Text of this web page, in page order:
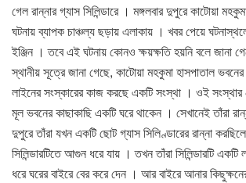
গেল রান্নার গ্যাস সিলিন্ডারে । মঙ্গলবার দুপুরে কাটোয়া
ঘটনায় ব্যাপক চাঞ্চল্য ছড়ায় এলাকায় । খবর পেয়ে
ইঞ্জিন । তবে এই ঘটনায় কোনও ক্ষয়ক্ষতি হয়নি বলে জানা
স্থানীয় সূত্রে জানা গেছে, কাটোয়া মহকুমা হাসপাতাল
লাইনের সংস্কারের কাজ করছে একটি সংস্থা । ওই
মূল ভবনের কাছাকাছি একটি ঘরে থাকেন । সেখানেই তাঁরা
দুপুরে তাঁরা যখন একটি ছোট গ্যাস সিলিণ্ডারের রান্না
সিলিন্ডারটিতে আগুন ধরে যায় । তখন তাঁরা সিলিন্ডারটি একটি
ধরে ঘরের বাইরে বের করে দেন । আর বাইরে আনার